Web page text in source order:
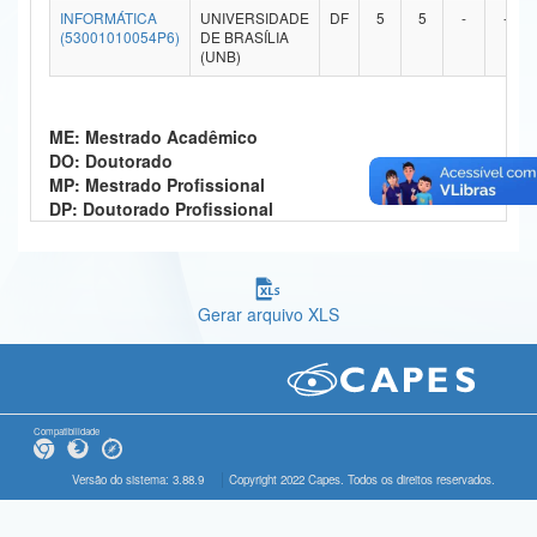
Ministério da Ciência, Tecnologia, Inovações e Comunicações
Ministério do Meio Ambiente
Ministério do Desenvolvimento Regional
Controladoria-Geral da União
Gabinete de Segurança Institucional
Advocacia-Geral da União
INFORMÁTICA
(53001010054P6)
UNIVERSIDADE
DE BRASÍLIA
(UNB)
DF 5 5 - -
ME: Mestrado Acadêmico
DO: Doutorado
MP: Mestrado Profissional
DP: Doutorado Profissional
Gerar arquivo XLS
Compatibilidade
Versão do sistema: 3.88.9 Copyright 2022 Capes. Todos os direitos reservados.